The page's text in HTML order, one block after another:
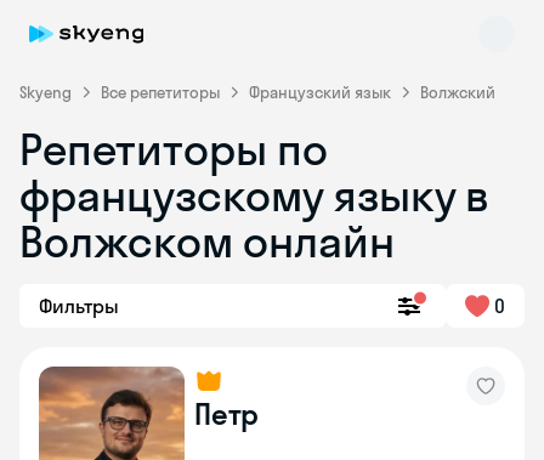
Skyeng Все репетиторы Французский язык Волжский
Репетиторы по
французскому языку в
Волжском онлайн
Фильтры 0
Петр
Skyeng Chat